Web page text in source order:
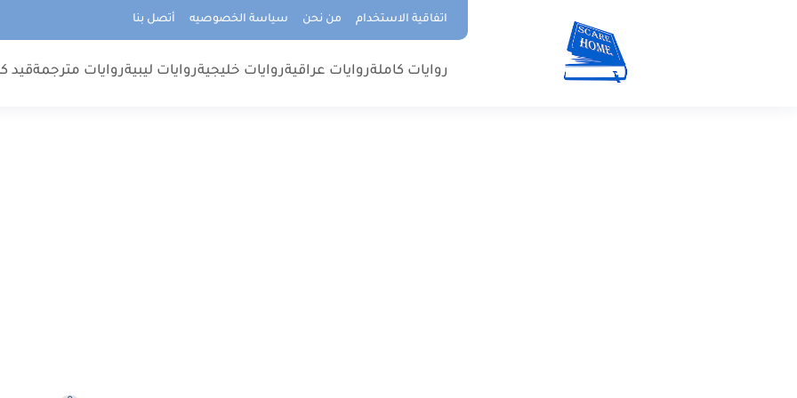
اتفاقية الاستخدام من نحن سياسة الخصوصيه أتصل بنا
روايات كاملةروايات عراقيةروايات خليجيةروايات ليبيةروايات مترجمةقيد